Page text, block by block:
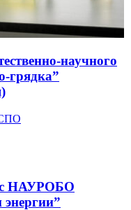
научного
грядка”
СПО
НАУРОБО